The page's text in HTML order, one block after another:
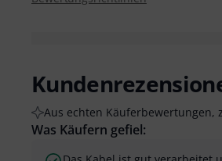
Aus echten Käuferbewertungen,
Was Käufern gefiel: